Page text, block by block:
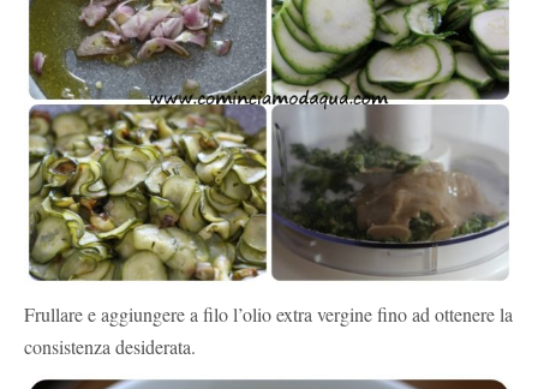
Frullare e aggiungere a filo l’olio extra vergine fino ad ottenere la
consistenza desiderata.